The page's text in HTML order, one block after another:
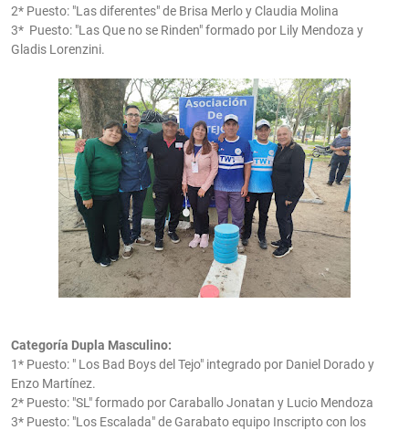
2* Puesto: "Las diferentes" de Brisa Merlo y Claudia Molina
3* Puesto: "Las Que no se Rinden" formado por Lily Mendoza y
Gladis Lorenzini.
Categoría Dupla Masculino:
1* Puesto: " Los Bad Boys del Tejo" integrado por Daniel Dorado y
Enzo Martínez.
2* Puesto: "SL" formado por Caraballo Jonatan y Lucio Mendoza
3* Puesto: "Los Escalada" de Garabato equipo Inscripto con los